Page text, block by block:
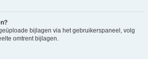
bijlagen via het gebruikerspaneel, volg
omtrent bijlagen.